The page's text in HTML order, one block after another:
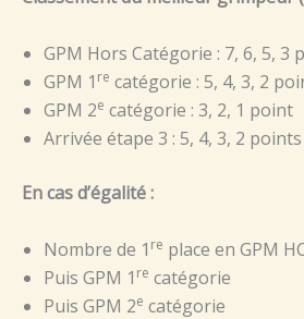
GPM Hors Catégorie : 7, 6, 5, 3
GPM 1 re catégorie : 5, 4, 3, 2
GPM 2e catégorie : 3, 2, 1 point
Arrivée étape 3 : 5, 4, 3, 2 points
En cas d’égalité :
Nombre de 1 re place en GPM
Puis GPM 1 re catégorie
Puis GPM 2e catégorie